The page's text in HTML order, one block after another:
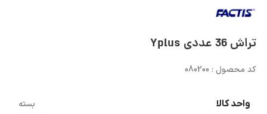
تراش 36 عددی Yplus
کد محصول : 080200
واحد کالا بسته